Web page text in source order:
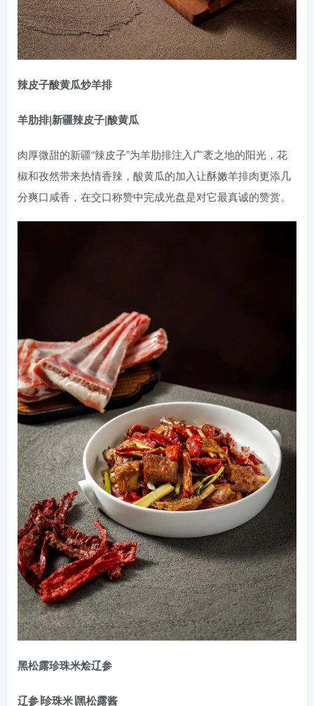
辣皮子酸黄瓜炒羊排
羊肋排|新疆辣皮子|酸黄瓜
肉厚微甜的新疆“辣皮子”为羊肋排注入广袤之地的阳光，花
椒和孜然带来热情香辣，酸黄瓜的加入让酥嫩羊排肉更添几
分爽口咸香，在交口称赞中完成光盘是对它最真诚的赞赏。
黑松露珍珠米烩辽参
辽参∣珍珠米∣黑松露酱